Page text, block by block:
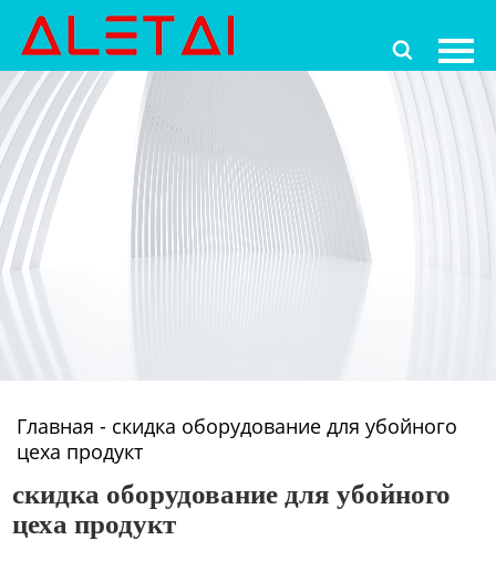

Главная
Продукция
Новости
О Hас
Контакты
Главная - скидка оборудование для убойного
цеха продукт
скидка оборудование для убойного
цеха продукт